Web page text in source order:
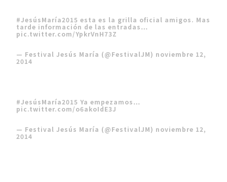
#JesúsMaría2015 esta es la grilla oficial amigos. Mas
tarde información de las entradas…
pic.twitter.com/YpkrVnH73Z
— Festival Jesús María (@FestivalJM) noviembre 12,
2014
#JesúsMaría2015 Ya empezamos…
pic.twitter.com/o6akoIdE3J
— Festival Jesús María (@FestivalJM) noviembre 12,
2014